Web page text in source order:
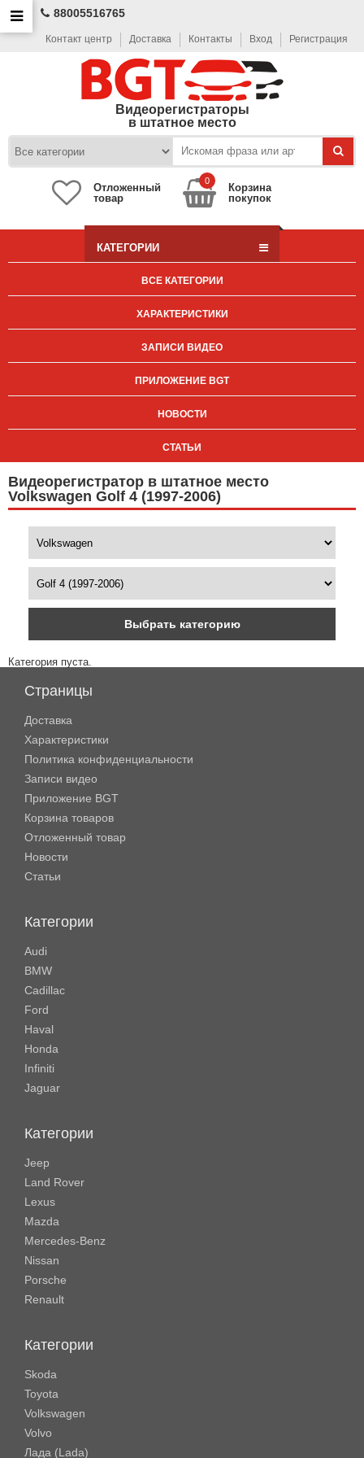
88005516765
Контакт центр Доставка Контакты Вход Регистрация
Видеорегистраторы
в штатное место
Отложенный
товар
0
Корзина
покупок
КАТЕГОРИИ
ВСЕ КАТЕГОРИИ
ХАРАКТЕРИСТИКИ
ЗАПИСИ ВИДЕО
ПРИЛОЖЕНИЕ BGT
НОВОСТИ
СТАТЬИ
Видеорегистратор в штатное место
Volkswagen Golf 4 (1997-2006)
Выбрать категорию
Категория пуста.
Страницы
Доставка
Характеристики
Политика конфиденциальности
Записи видео
Приложение BGT
Корзина товаров
Отложенный товар
Новости
Статьи
Категории
Audi
BMW
Cadillac
Ford
Haval
Honda
Infiniti
Jaguar
Категории
Jeep
Land Rover
Lexus
Mazda
Mercedes-Benz
Nissan
Porsche
Renault
Категории
Skoda
Toyota
Volkswagen
Volvo
Лада (Lada)